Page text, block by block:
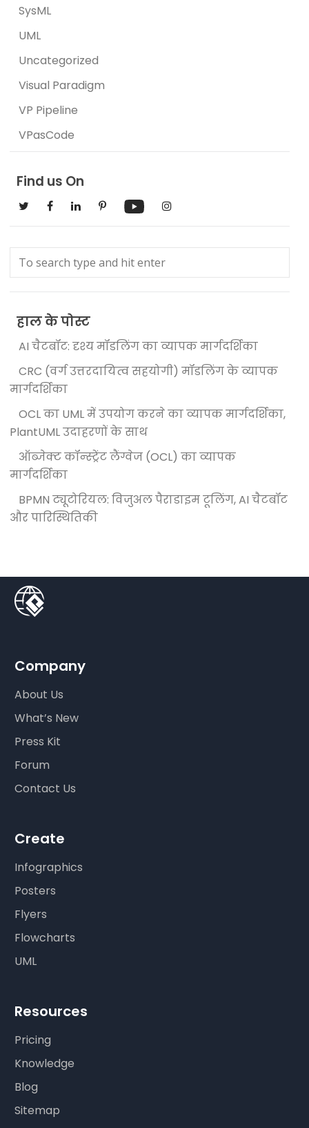
SysML
UML
Uncategorized
Visual Paradigm
VP Pipeline
VPasCode
Find us On
हाल के पोस्ट
AI चैटबॉट: दृश्य मॉडलिंग का व्यापक मार्गदर्शिका
CRC (वर्ग उत्तरदायित्व सहयोगी) मॉडलिंग के व्यापक
मार्गदर्शिका
OCL का UML में उपयोग करने का व्यापक मार्गदर्शिका,
PlantUML उदाहरणों के साथ
ऑब्जेक्ट कॉन्स्ट्रेंट लैंग्वेज (OCL) का व्यापक
मार्गदर्शिका
BPMN ट्यूटोरियल: विजुअल पैराडाइम टूलिंग, AI चैटबॉट
और पारिस्थितिकी
Company
About Us
What’s New
Press Kit
Forum
Contact Us
Create
Infographics
Posters
Flyers
Flowcharts
UML
Resources
Pricing
Knowledge
Blog
Sitemap